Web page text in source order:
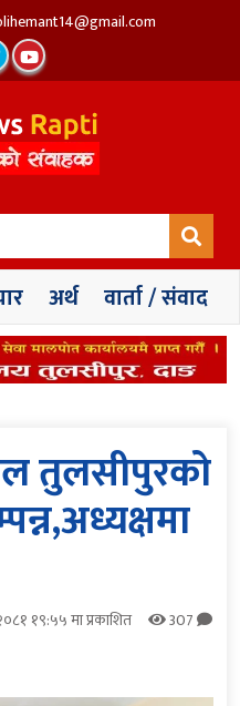
अर्थ वार्ता / संवाद
तुलसीपुरको
१९:५५ मा प्रकाशित
307